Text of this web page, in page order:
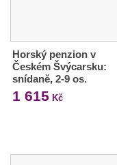
Horský penzion v
Českém Švýcarsku:
snídaně, 2-9 os.
1 615 Kč